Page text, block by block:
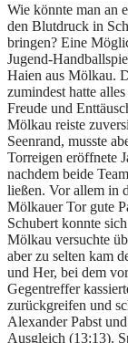
Wie könnte man an
den Blutdruck in
bringen? Eine
Jugend-
Haien aus Mölkau.
zumindest hatte
Freude und
Mölkau reiste
Seenrand, musste
Torreigen eröffnete
nachdem beide
ließen. Vor allem in
Mölkauer Tor gute
Schubert konnte
Mölkau versuchte
aber zu selten kam
und Her, bei dem
Gegentreffer
zurückgreifen und
Alexander Pabst
Ausgleich (13:13).